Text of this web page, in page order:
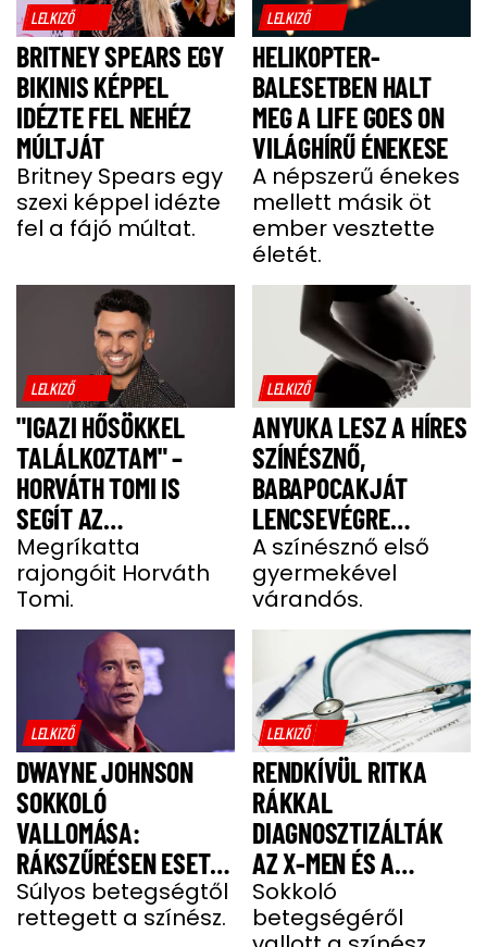
LELKIZŐ
BRITNEY SPEARS EGY
BIKINIS KÉPPEL
IDÉZTE FEL NEHÉZ
MÚLTJÁT
Britney Spears egy
szexi képpel idézte
fel a fájó múltat.
LELKIZŐ
HELIKOPTER-
BALESETBEN HALT
MEG A LIFE GOES ON
VILÁGHÍRŰ ÉNEKESE
A népszerű énekes
mellett másik öt
ember vesztette
életét.
LELKIZŐ
"IGAZI HŐSÖKKEL
TALÁLKOZTAM" –
HORVÁTH TOMI IS
SEGÍT AZ
IZOMSORVADÁSOS
ALEXNEK
Megríkatta
rajongóit Horváth
Tomi.
LELKIZŐ
ANYUKA LESZ A HÍRES
SZÍNÉSZNŐ,
BABAPOCAKJÁT
LENCSEVÉGRE
KAPTÁK
A színésznő első
gyermekével
várandós.
LELKIZŐ
DWAYNE JOHNSON
SOKKOLÓ
VALLOMÁSA:
RÁKSZŰRÉSEN ESETT
ÁT A SZÍNÉSZ EGY
FÁJDALMAS CSOMÓ
Súlyos betegségtől
rettegett a színész.
LELKIZŐ
RENDKÍVÜL RITKA
RÁKKAL
DIAGNOSZTIZÁLTÁK
AZ X-MEN ÉS A
DEADPOOL SZTÁRJÁT
Sokkoló
betegségéről